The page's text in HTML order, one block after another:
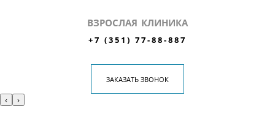
ВЗРОСЛАЯ КЛИНИКА
+7 (351) 77-88-887
ЗАКАЗАТЬ ЗВОНОК
‹ ›